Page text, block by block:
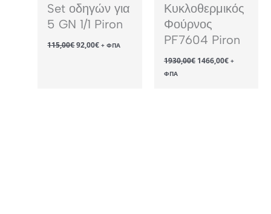
Set οδηγών για
5 GN 1/1 Piron
115,00€Original
price
92,00€Η+ ΦΠΑ
Κυκλοθερμικός
Φούρνος
PF7604 Piron
1930,00€ Original
price
1466,00€Η+
ΦΠΑ